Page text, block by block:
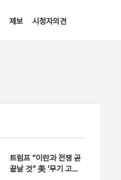
제보 시청자의견
트럼프 “이란과 전쟁 곧
끝날 것” 美 ‘무기 고